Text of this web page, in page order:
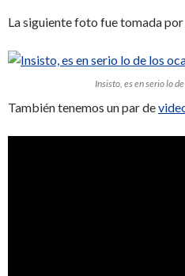
La siguiente foto fue tomada por
Insisto, es en serio lo
También tenemos un par de